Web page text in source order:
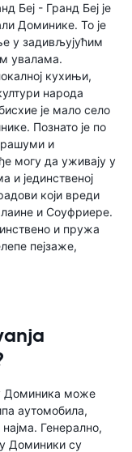
Беј - Гранд Беј је
Доминике. То је
у задивљујућим
увалама.
кухињи,
народа
је мало село
Познато је по
и
могу да уживају у
и јединственој
који вреди
и Соуфриере.
и пружа
пејзаже,
Доминика може
аутомобила,
Генерално,
Доминики су